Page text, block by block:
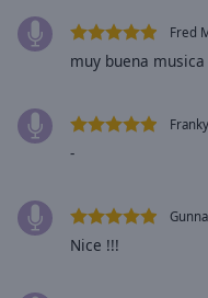
Opacity
Text
Background
Opacity
Fred
muy buena
-
Nice !!!